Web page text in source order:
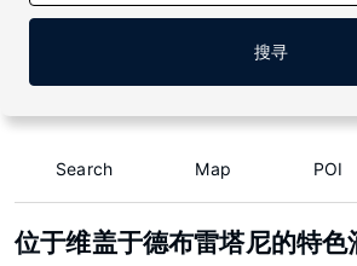
搜寻
Search Map POI
位于维盖于德布雷塔尼的特色